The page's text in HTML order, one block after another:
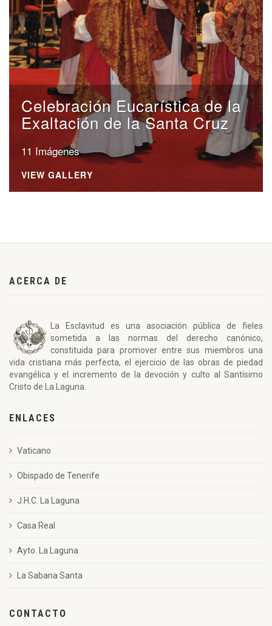
Celebración Eucarística de la
Exaltación de la Santa Cruz
11 Imágenes
VIEW GALLERY
ACERCA DE
La Esclavitud es una asociación pública de fieles
sometida a las normas del derecho canónico,
constituida para promover entre sus miembros una
vida cristiana más perfecta, el ejercicio de las obras de piedad
evangélica y el incremento de la devoción y culto al Santísimo
Cristo de La Laguna.
ENLACES
Vaticano
Obispado de Tenerife
J.H.C. La Laguna
Casa Real
Ayto. La Laguna
La Sabana Santa
CONTACTO